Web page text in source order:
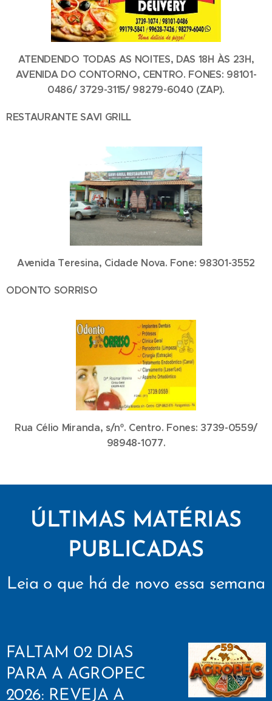
ATENDENDO TODAS AS NOITES, DAS 18H ÀS 23H,
AVENIDA DO CONTORNO, CENTRO. FONES: 98101-
0486/ 3729-3115/ 98279-6040 (ZAP).
RESTAURANTE SAVI GRILL
Avenida Teresina, Cidade Nova. Fone: 98301-3552
ODONTO SORRISO
Rua Célio Miranda, s/nº. Centro. Fones: 3739-0559/
98948-1077.
ÚLTIMAS MATÉRIAS
PUBLICADAS
Leia o que há de novo essa semana
FALTAM 02 DIAS
PARA A AGROPEC
2026: REVEJA A